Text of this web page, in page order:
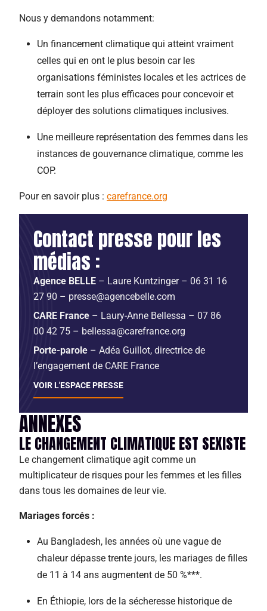
Nous y demandons notamment:
Un financement climatique qui atteint vraiment
celles qui en ont le plus besoin car les
organisations féministes locales et les actrices de
terrain sont les plus efficaces pour concevoir et
déployer des solutions climatiques inclusives.
Une meilleure représentation des femmes dans les
instances de gouvernance climatique, comme les
COP.
Pour en savoir plus : carefrance.org
Contact presse pour les
médias :
Agence BELLE – Laure Kuntzinger – 06 31 16
27 90 – presse@agencebelle.com
CARE France – Laury-Anne Bellessa – 07 86
00 42 75 – bellessa@carefrance.org
Porte-parole – Adéa Guillot, directrice de
l’engagement de CARE France
VOIR L'ESPACE PRESSE
ANNEXES
LE CHANGEMENT CLIMATIQUE EST SEXISTE
Le changement climatique agit comme un
multiplicateur de risques pour les femmes et les filles
dans tous les domaines de leur vie.
Mariages forcés :
Au Bangladesh, les années où une vague de
chaleur dépasse trente jours, les mariages de filles
de 11 à 14 ans augmentent de 50 %***.
En Éthiopie, lors de la sécheresse historique de